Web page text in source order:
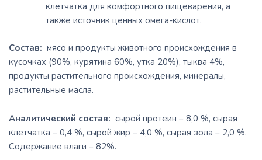
клетчатка для комфортного пищеварения, а
также источник ценных омега-кислот.
Состав: мясо и продукты животного происхождения в
кусочках (90%, курятина 60%, утка 20%), тыква 4%,
продукты растительного происхождения, минералы,
растительные масла.
Аналитический состав: сырой протеин – 8,0 %, сырая
клетчатка – 0,4 %, сырой жир – 4,0 %, сырая зола – 2,0 %.
Содержание влаги – 82%.